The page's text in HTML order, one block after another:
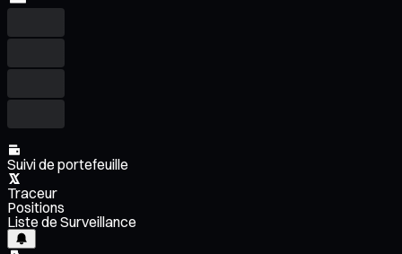
Suivi de portefeuille
Traceur
Positions
Liste de Surveillance